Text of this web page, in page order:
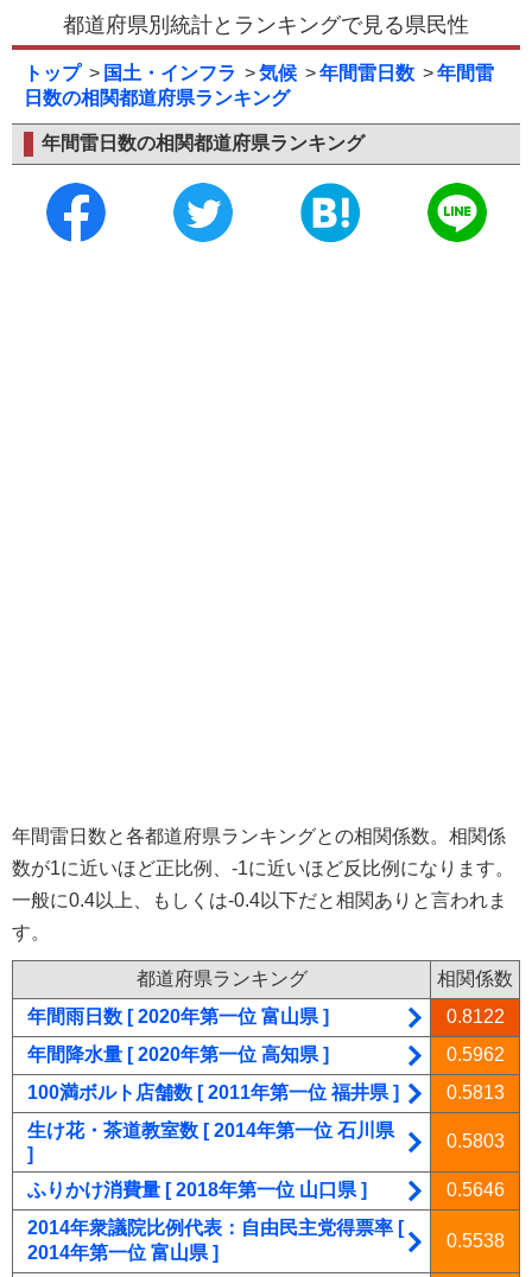
都道府県別統計とランキングで見る県民性
トップ 国土・インフラ 気候 年間雷日数
年間雷
日数の相関都道府県ランキング
年間雷日数の相関都道府県ランキング
年間雷日数と各都道府県ランキングとの相関係数。相関係
数が1に近いほど正比例、-1に近いほど反比例になります。
一般に0.4以上、もしくは-0.4以下だと相関ありと言われま
す。
都道府県ランキング
相関係数
年間雨日数 [ 2020年第一位 富山県 ]
0.8122
年間降水量 [ 2020年第一位 高知県 ]
0.5962
100満ボルト店舗数 [ 2011年第一位 福井県 ]
0.5813
生け花・茶道教室数 [ 2014年第一位 石川県
]
0.5803
ふりかけ消費量 [ 2018年第一位 山口県 ]
0.5646
2014年衆議院比例代表：自由民主党得票率 [
2014年第一位 富山県 ]
0.5538